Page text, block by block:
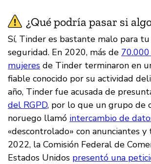
¿Qué podría pasar si
Sí, Tinder es bastante malo para
seguridad. En 2020, más de
mujeres de Tinder terminaron en
fiable conocido por su actividad
año, Tinder fue acusada de
del RGPD, por lo que un grupo de
noruego llamó intercambio de
«descontrolado» con anunciantes y
2022, la Comisión Federal de
Estados Unidos presentó una